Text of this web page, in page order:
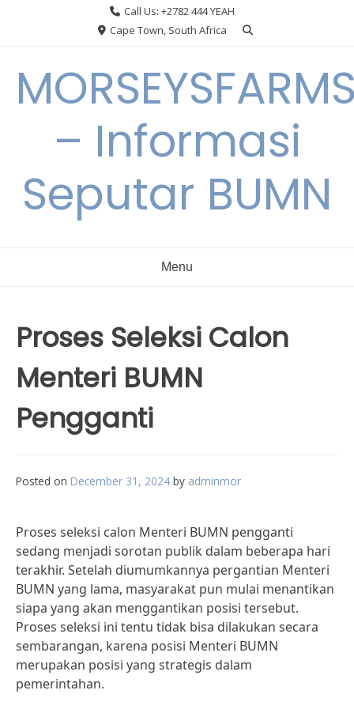
Call Us: +2782 444 YEAH
Cape Town, South Africa
– Informasi
Seputar BUMN
Menu
Proses Seleksi Calon
Menteri BUMN
Pengganti
Posted on December 31, 2024 by adminmor
Proses seleksi calon Menteri BUMN pengganti
sedang menjadi sorotan publik dalam beberapa hari
terakhir. Setelah diumumkannya pergantian Menteri
BUMN yang lama, masyarakat pun mulai menantikan
siapa yang akan menggantikan posisi tersebut.
Proses seleksi ini tentu tidak bisa dilakukan secara
sembarangan, karena posisi Menteri BUMN
merupakan posisi yang strategis dalam
pemerintahan.